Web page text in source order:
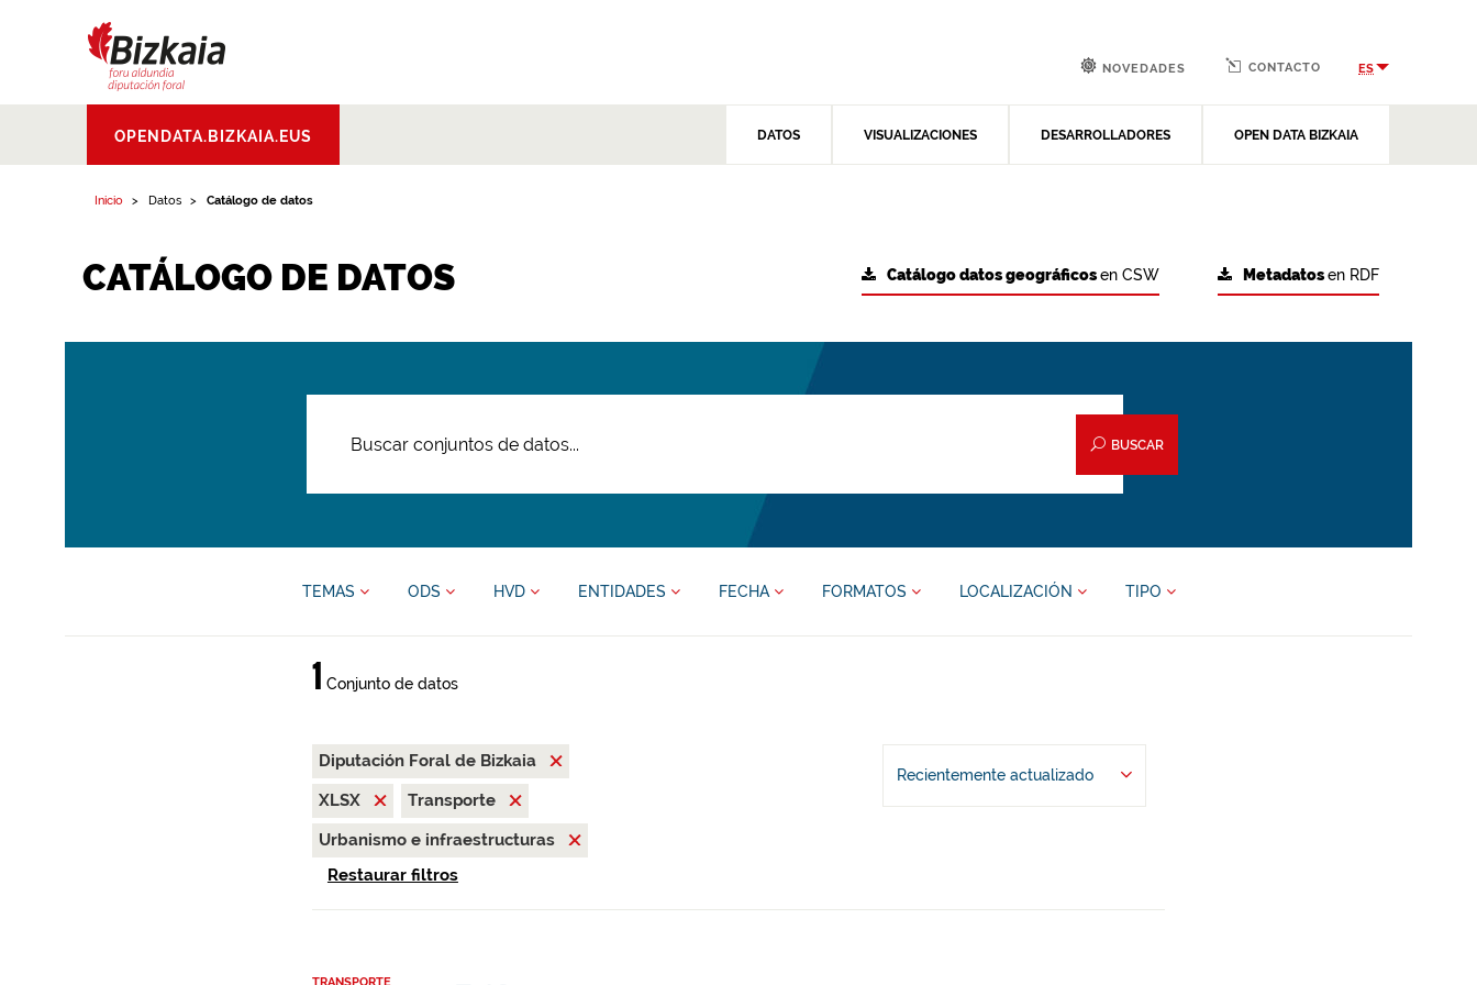
Aldundia.Diputacion
Foral de Bizkaia
OPENDATA.BIZKAIA.EUS DATOS VISUALIZACIONES DESARROLLADORES OPEN DATA BIZKAIA
NOVEDADES CONTACTO ES
Inicio Datos Catálogo de datos
CATÁLOGO DE DATOS Metadatosen RDF
Catálogo datos geográficosen CSW
BUSCAR
TEMAS ODS HVD ENTIDADES FECHA FORMATOS LOCALIZACIÓN TIPO
1 Conjunto de datos
Diputación Foral de Bizkaia
XLSX
Transporte
Urbanismo e infraestructuras
Restaurar filtros
Recientemente actualizado